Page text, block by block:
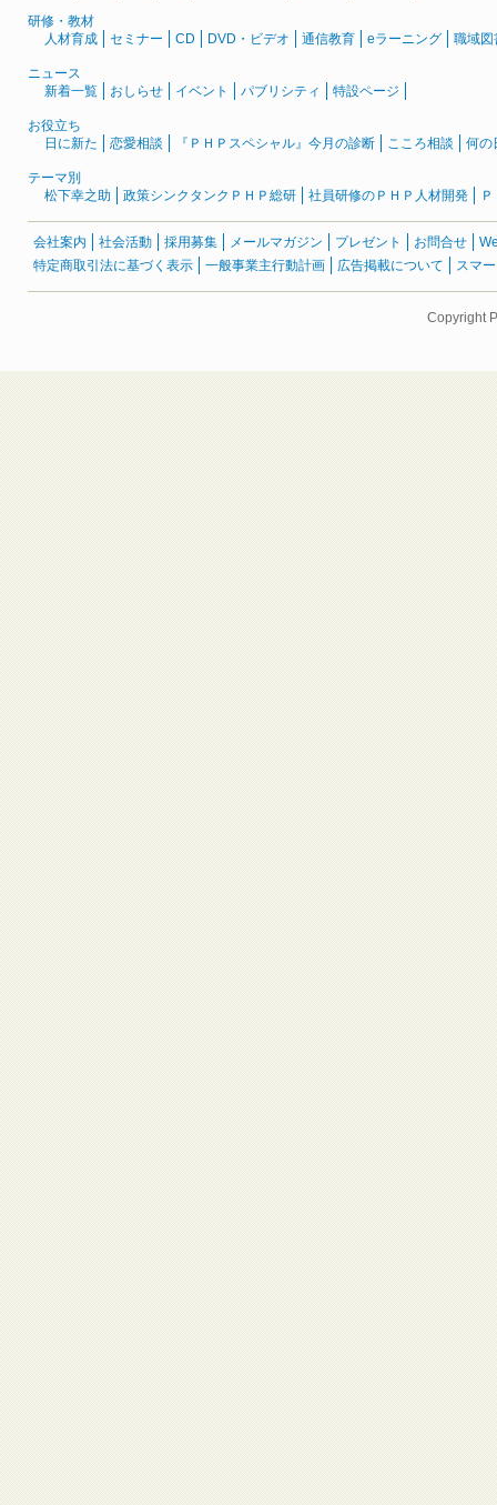
研修・教材
人材育成
セミナー CD DVD・ビデオ 通信教育 eラーニング 職域図
ニュース
新着一覧
おしらせ イベント パブリシティ 特設ページ
お役立ち
日に新た
恋愛相談 『ＰＨＰスペシャル』今月の診断 こころ相談 何の
テーマ別
松下幸之助
政策シンクタンクＰＨＰ総研 社員研修のＰＨＰ人材開発
会社案内 社会活動 採用募集 メールマガジン プレゼント お問合せ
特定商取引法に基づく表示
一般事業主行動計画 広告掲載について スマ
Copyright